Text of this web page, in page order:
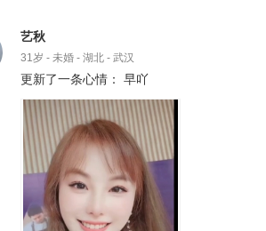
艺秋
31岁 - 未婚 - 湖北 - 武汉
更新了一条心情： 早吖